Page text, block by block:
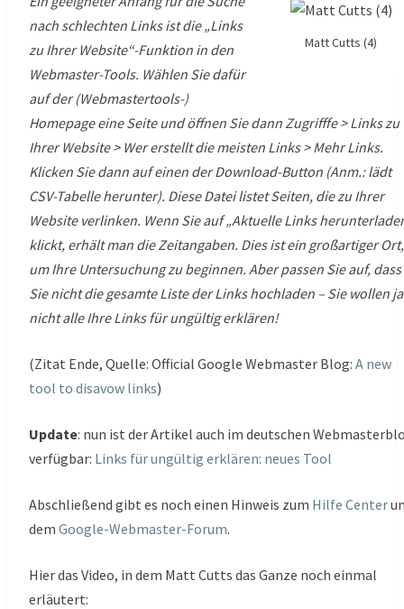
Matt Cutts (4)
nach schlechten Links ist die „Links
zu Ihrer Website“-Funktion in den
Webmaster-Tools. Wählen Sie dafür
auf der (Webmastertools-)
Homepage eine Seite und öffnen Sie dann Zugrifffe > Links zu
Ihrer Website > Wer erstellt die meisten Links > Mehr Links.
Klicken Sie dann auf einen der Download-Button (Anm.: lädt
CSV-Tabelle herunter). Diese Datei listet Seiten, die zu Ihrer
Website verlinken. Wenn Sie auf „Aktuelle Links
klickt, erhält man die Zeitangaben. Dies ist ein großartiger Ort,
um Ihre Untersuchung zu beginnen. Aber passen Sie auf, dass
Sie nicht die gesamte Liste der Links hochladen – Sie wollen ja
nicht alle Ihre Links für ungültig erklären!
(Zitat Ende, Quelle: Official Google Webmaster Blog: A new
tool to disavow links)
Update: nun ist der Artikel auch im deutschen
verfügbar: Links für ungültig erklären: neues Tool
Abschließend gibt es noch einen Hinweis zum Hilfe Center
dem Google-Webmaster-Forum.
Hier das Video, in dem Matt Cutts das Ganze noch einmal
erläutert: